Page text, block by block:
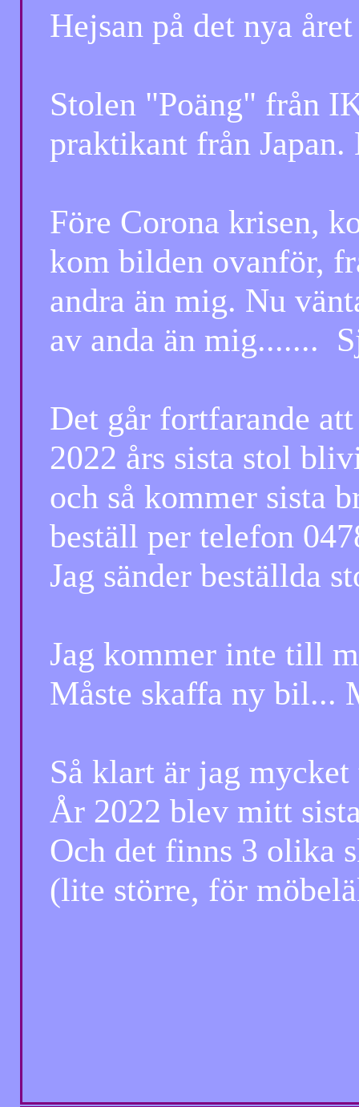
Hejsan på det nya
Stolen "Poäng" från
praktikant från
Före Corona krisen,
kom bilden ovanför,
andra än mig. Nu
av anda än mig.......
Det går fortfarande
2022 års sista stol
och så kommer sista
beställ per telefon
Jag sänder beställda
Jag kommer inte till
Måste skaffa ny bil...
Så klart är jag mycket
År 2022 blev mitt
Och det finns 3 olika
(lite större, för